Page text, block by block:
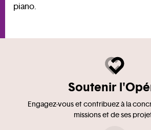
piano.
Soutenir
Engagez-vous et contribuez à la
missions et de ses